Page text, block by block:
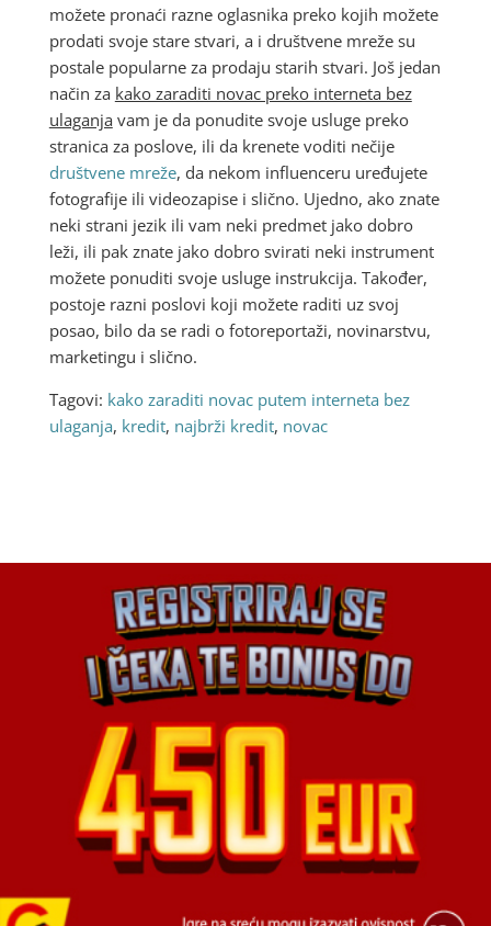
možete pronaći razne oglasnika preko kojih možete
prodati svoje stare stvari, a i društvene mreže su
postale popularne za prodaju starih stvari. Još jedan
način za kako zaraditi novac preko interneta bez
ulaganja vam je da ponudite svoje usluge preko
stranica za poslove, ili da krenete voditi nečije
društvene mreže, da nekom influenceru uređujete
fotografije ili videozapise i slično. Ujedno, ako znate
neki strani jezik ili vam neki predmet jako dobro
leži, ili pak znate jako dobro svirati neki instrument
možete ponuditi svoje usluge instrukcija. Također,
postoje razni poslovi koji možete raditi uz svoj
posao, bilo da se radi o fotoreportaži, novinarstvu,
marketingu i slično.
Tagovi: kako zaraditi novac putem interneta bez
ulaganja, kredit, najbrži kredit, novac